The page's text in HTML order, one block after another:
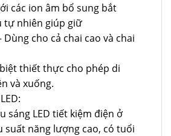
các ion âm bổ sung bắt
tự nhiên giúp giữ
Dùng cho cả chai cao và chai
thiết thực cho phép di
và xuống.
sáng LED tiết kiệm điện ở
suất năng lượng cao, có tuổi